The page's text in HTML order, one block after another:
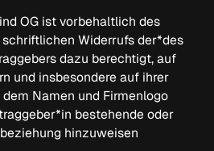
OG ist vorbehaltlich des
Widerrufs der*des
dazu berechtigt, auf
und insbesondere auf ihrer
Namen und Firmenlogo
bestehende oder
hinzuweisen